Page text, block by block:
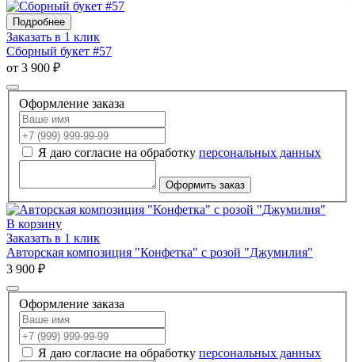
Подробнее
Заказать в 1 клик
Сборный букет #57
от 3 900 ₽
Оформление заказа
Я даю согласие на обработку персональных данных
Оформить заказ
В корзину
Заказать в 1 клик
Авторская композиция "Конфетка" с розой "Джумилия"
3 900 ₽
Оформление заказа
Я даю согласие на обработку персональных данных